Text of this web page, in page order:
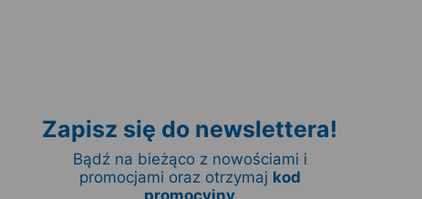
Zapisz się do newslettera!
Bądź na bieżąco z nowościami i
promocjami oraz otrzymaj kod
promocyjny